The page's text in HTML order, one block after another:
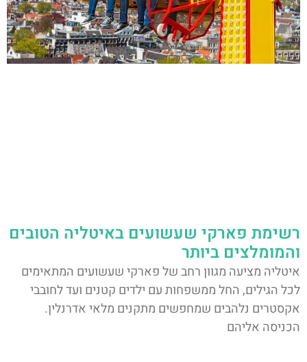
רשימת פארקי שעשועים באיטליה הטובים
והמומלצים ביותר
איטליה מציעה מגוון רחב של פארקי שעשועים המתאימים
לכל הגילים, החל ממשפחות עם ילדים קטנים ועד לחובבי
אקסטרים נלהבים שמחפשים מתקנים מלאי אדרנלין.
הכניסה אליהם